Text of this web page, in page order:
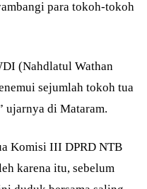
para tokoh-tokoh
(Nahdlatul Wathan
sejumlah tokoh tua
ujarnya di Mataram.
Komisi III DPRD NTB
karena itu, sebelum